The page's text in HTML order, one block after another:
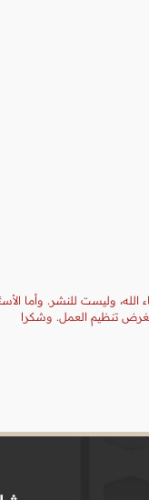
وليست للنشر. وأما
تنظيم العمل. وشكرا